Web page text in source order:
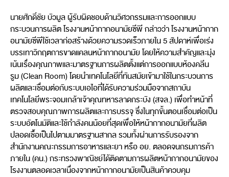
นายศักดิ์ชัย บัวมูล ผู้รับผิดชอบด้านวิศวกรรมและการออกแบบ
กระบวนการผลิต โรงงานหน้ากากอนามัยซีพี กล่าวว่า โรงงานหน้ากาก
อนามัยซีพีใช้เวลาก่อสร้างด้วยความรวดเร็วภายใน 5 สัปดาห์เพื่อเร่ง
บรรเทาวิกฤตการขาดแคลนหน้ากากอนามัย โดยให้ความสำคัญและมุ่ง
เน้นเรื่องคุณภาพและมาตรฐานการผลิตตั้งแต่การออกแบบห้องคลีน
รูม (Clean Room) โดยนำเทคโนโลยีที่ทันสมัยเข้ามาใช้ในกระบวนการ
ผลิตและเชื่อมต่อกับระบบเอไอที่ได้รับความร่วมมือจากสถาบัน
เทคโนโลยีพระจอมเกล้าเจ้าคุณทหารลาดกระบัง (สจล.) เพื่อทำหน้าที่
ตรวจสอบคุณภาพการผลิตและการบรรจุ ซึ่งในทุกขั้นตอนเชื่อมต่อเป็น
ระบบอัตโนมัติและใช้กำลังคนน้อยที่สุดเพื่อให้หน้ากากอนามัยที่ผลิต
ปลอดเชื้อเป็นไปตามมาตรฐานสากล รวมทั้งผ่านการรับรองจาก
สำนักงานคณะกรรมการอาหารและยา หรือ อย. ตลอดจนกรมการค้า
ภายใน (คน.) กระทรวงพาณิชย์ได้ติดตามการผลิตหน้ากากอนามัยของ
โรงงานตลอดเวลาเนื่องจากหน้ากากอนามัยเป็นสินค้าควบคุม